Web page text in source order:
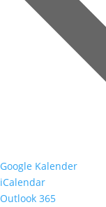
Google Kalender
iCalendar
Outlook 365